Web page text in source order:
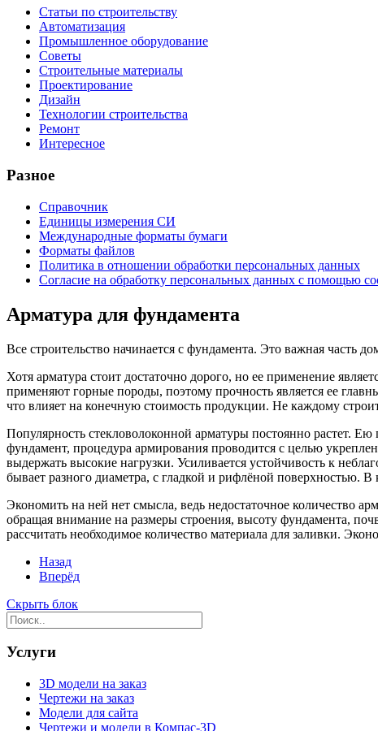
Статьи по строительству
Автоматизация
Промышленное оборудование
Советы
Строительные материалы
Проектирование
Дизайн
Технологии строительства
Ремонт
Интересное
Разное
Справочник
Единицы измерения СИ
Международные форматы бумаги
Форматы файлов
Политика в отношении обработки персональных данных
Согласие на обработку персональных данных с помощью
Арматура для фундамента
Все строительство начинается с фундамента. Это важная часть
Хотя арматура стоит достаточно дорого, но ее применение
применяют горные породы, поэтому прочность является ее
что влияет на конечную стоимость продукции. Не каждому
Популярность стекловолоконной арматуры постоянно растет.
фундамент, процедура армирования проводится с целью
выдержать высокие нагрузки. Усиливается устойчивость к
бывает разного диаметра, с гладкой и рифлёной поверхностью.
Экономить на ней нет смысла, ведь недостаточное количество
обращая внимание на размеры строения, высоту фундамента,
рассчитать необходимое количество материала для заливки.
Назад
Вперёд
Скрыть блок
Услуги
3D модели на заказ
Чертежи на заказ
Модели для сайта
Чертежи и модели в Компас-3D